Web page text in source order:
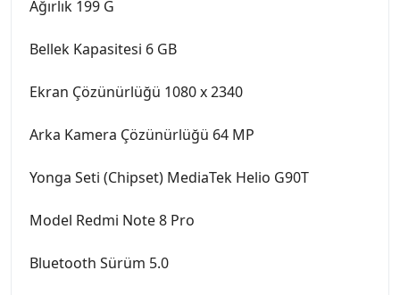
Ağırlık 199 G
Bellek Kapasitesi 6 GB
Ekran Çözünürlüğü 1080 x 2340
Arka Kamera Çözünürlüğü 64 MP
Yonga Seti (Chipset) MediaTek Helio G90T
Model Redmi Note 8 Pro
Bluetooth Sürüm 5.0